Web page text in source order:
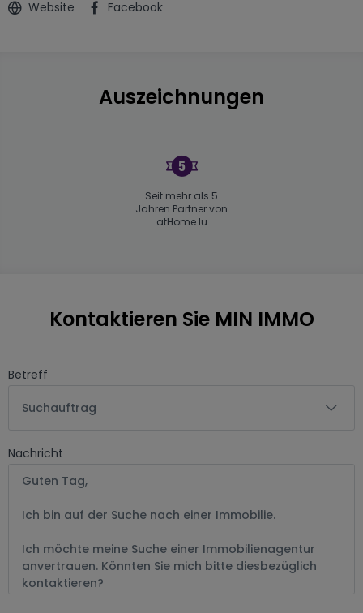
Website Facebook
Auszeichnungen
Seit mehr als 5
Jahren Partner von
atHome.lu
Kontaktieren Sie MIN IMMO
Betreff
Suchauftrag
Nachricht